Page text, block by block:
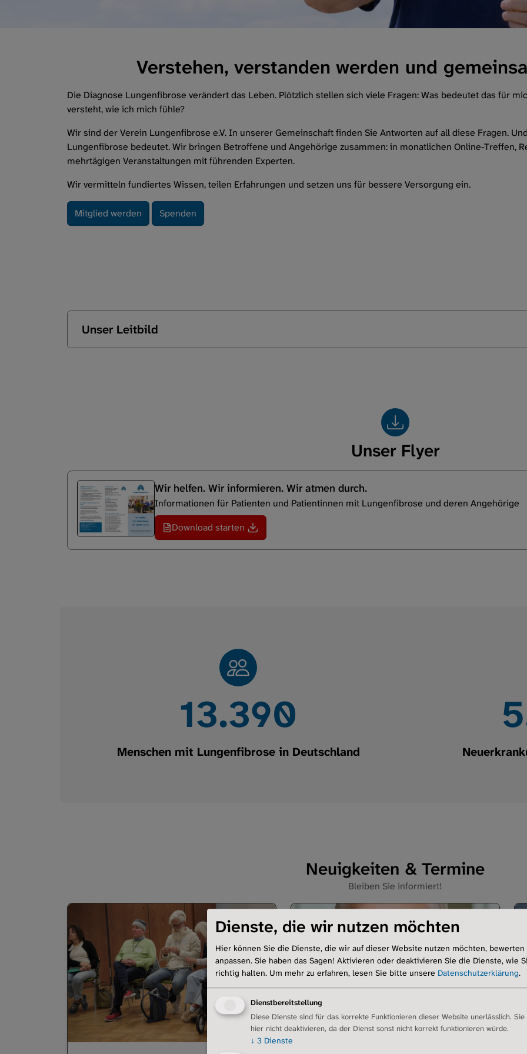
Verstehen, verstanden werden und
Die Diagnose Lungenfibrose verändert das Leben. Plötzlich stellen sich viele Fragen: Was bedeutet das für
versteht, wie ich mich fühle?
Wir sind der Verein Lungenfibrose e.V. In unserer Gemeinschaft finden Sie Antworten auf all diese Fragen.
Lungenfibrose bedeutet. Wir bringen Betroffene und Angehörige zusammen: in monatlichen Online-Treffen,
mehrtägigen Veranstaltungen mit führenden Experten.
Wir vermitteln fundiertes Wissen, teilen Erfahrungen und setzen uns für bessere Versorgung ein.
Mitglied werden Spenden
Unser Leitbild
Unser Flyer
Wir helfen. Wir informieren. Wir atmen durch.
Informationen für Patienten und Patientinnen mit Lungenfibrose und deren Angehörige
Download starten
19.926
Menschen mit Lungenfibrose in Deutschland
Neuigkeiten & Termine
Bleiben Sie informiert!
Dienste, die wir nutzen möchten
Hier können Sie die Dienste, die wir auf dieser Website nutzen möchten, bewerten
anpassen. Sie haben das Sagen! Aktivieren oder deaktivieren Sie die Dienste, wie
richtig halten. Um mehr zu erfahren, lesen Sie bitte unsere Datenschutzerklärung.
Dienstbereitstellung
Diese Dienste sind für das korrekte Funktionieren dieser Website unerlässlich. Sie
hier nicht deaktivieren, da der Dienst sonst nicht korrekt funktionieren würde.
↓ 3 Dienste